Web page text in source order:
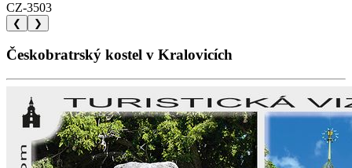
CZ-3503
❮ ❯
Českobratrský kostel v Kralovicích